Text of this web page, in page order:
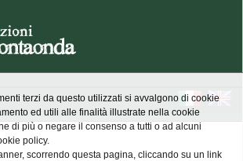
terzi da questo utilizzati si avvalgono di cookie
ed utili alle finalità illustrate nella cookie
di più o negare il consenso a tutti o ad alcuni
policy.
scorrendo questa pagina, cliccando su un link